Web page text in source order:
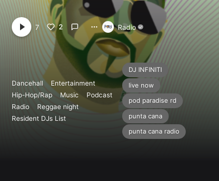
Studio
Radio Live
Creators
Profile
7 2 Radio
Dancehall
Entertainment
Hip-Hop/Rap
Music
Podcast
Radio
Reggae night
Resident DJs List
DJ INFINITI
live now
pod paradise rd
punta cana
punta cana radio